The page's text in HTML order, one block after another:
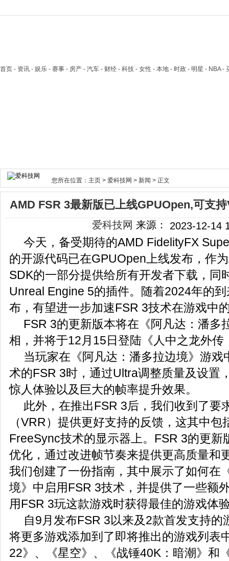
首页 - 资讯 - 娱乐 - 赛事 - 房产 - 汽车 - 财经 - 科技 - 女性 - 本地 - 时政 - 明星 - NBA
您所在位置： 主页 > 爱科技网 > 新闻 > 正文
AMD FSR 3最新版已上线GPUOpen,可支
爱科技网 来源： 2023-12-14
今天，备受期待的AMD FidelityFX
的开源代码已在GPUOpen上线发布，作
SDK的一部分提供给所有开发者下载，同
Unreal Engine 5的插件。随着2024年的
布，有望进一步加速FSR 3技术在游戏中
FSR 3的更新版本将在《阿凡达：潘多
相，并将于12月15日登陆《人中之龙外传
当玩家在《阿凡达：潘多拉边境》游戏
术的FSR 3时，通过Ultra调整质量及设置
惊人体验以及巨大的帧率提升效果。
此外，在推出FSR 3后，我们收到了要
（VRR）提供更好支持的反馈，这其中包
FreeSync技术的显示器上。FSR 3的更新
优化，通过改进帧节奏来提供更高质量和
我们创建了一份指南，其中展示了如何在
境》中启用FSR 3技术，并提供了一些额
用FSR 3玩这款游戏时获得最佳的游戏体
自9月发布FSR 3以来及2款首发支持的
将更多游戏添加到了即将推出的游戏列表
22》、《星空》、《战锤40K：暗潮》和